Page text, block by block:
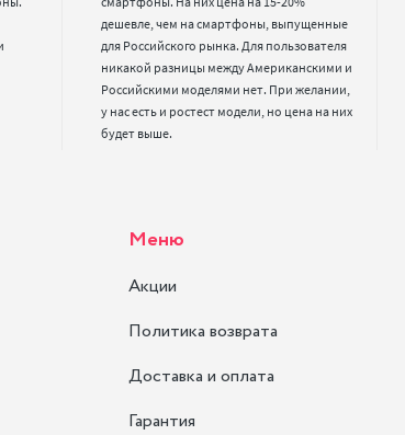
дешевле, чем на смартфоны, выпущенные
для Российского рынка. Для пользователя
никакой разницы между Американскими и
Российскими моделями нет. При желании,
у нас есть и ростест модели, но цена на них
будет выше.
Меню
Акции
Политика возврата
Доставка и оплата
Гарантия